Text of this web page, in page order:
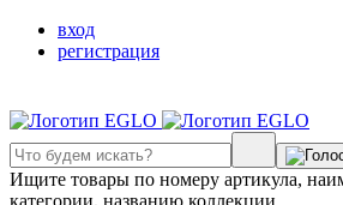
вход
регистрация
Ищите товары по номеру артикула,
категории, названию коллекции